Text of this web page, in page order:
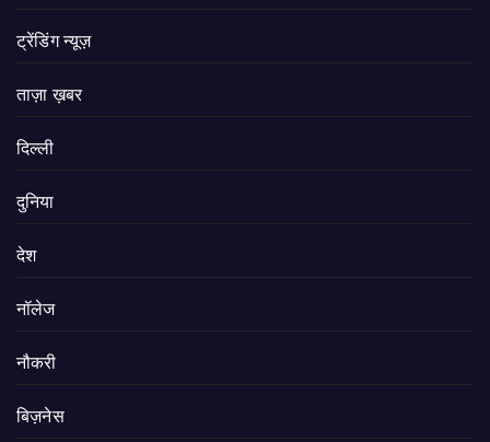
ट्रेंडिंग न्यूज़
ताज़ा ख़बर
दिल्ली
दुनिया
देश
नॉलेज
नौकरी
बिज़नेस